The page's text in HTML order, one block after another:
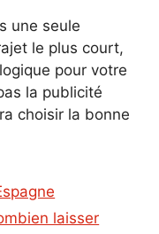
une seule
le plus court,
pour votre
la publicité
choisir la bonne
laisser